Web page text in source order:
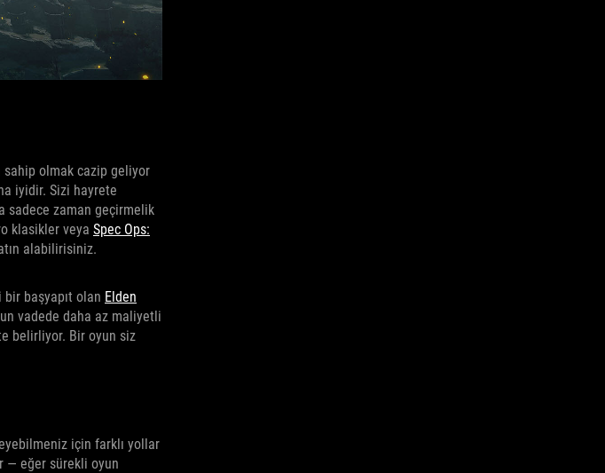
olmak cazip geliyor
iyidir. Sizi hayrete
sadece zaman geçirmelik
klasikler veya Spec Ops:
alabilirisiniz.
bir başyapıt olan Elden
vadede daha az maliyetli
belirliyor. Bir oyun siz
için farklı yollar
— eğer sürekli oyun